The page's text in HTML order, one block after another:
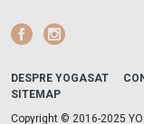
Facebook
DESPRE YOGASAT
SITEMAP
Copyright © 2016-2025